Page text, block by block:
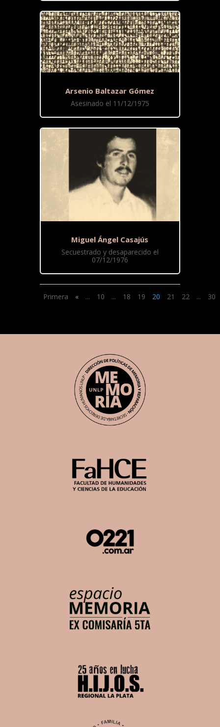
Arsenio Baltazar Gómez
Asesinado el 11/12/1975
Miguel Ángel Casajús
Secuestrado y desaparecido el
07/12/1976
Primera « ... 10 ... 18 19 20 21 22 ... 30